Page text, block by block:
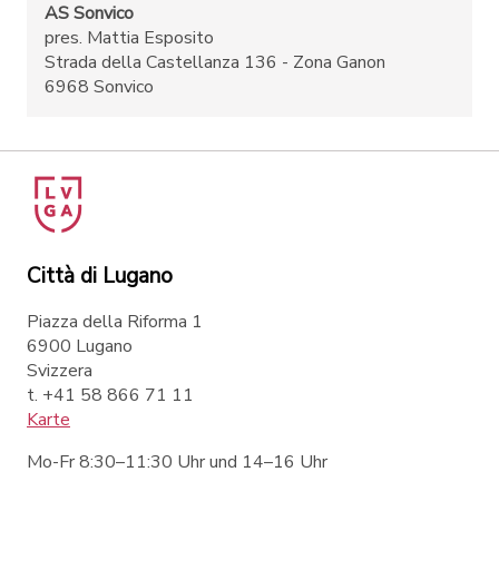
AS Sonvico
pres. Mattia Esposito
Strada della Castellanza 136 - Zona Ganon
6968 Sonvico
Città di Lugano
Piazza della Riforma 1
6900 Lugano
Svizzera
t. +41 58 866 71 11
Karte
Mo-Fr 8:30–11:30 Uhr und 14–16 Uhr